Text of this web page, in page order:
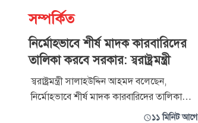
সম্পর্কিত
নির্মোহভাবে শীর্ষ মাদক কারবারিদের
তালিকা করবে সরকার: স্বরাষ্ট্রমন্ত্রী
স্বরাষ্ট্রমন্ত্রী সালাহউদ্দিন আহমদ বলেছেন,
নির্মোহভাবে শীর্ষ মাদক কারবারিদের তালিকা
প্রস্তুত করা হবে। মাদক চোরাকারবারি ও১১ মিনিট আগে